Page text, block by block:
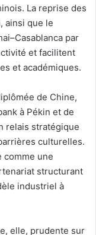
La reprise des
ainsi que le
par
et facilitent
et académiques.
de Chine,
à Pékin et de
relais stratégique
culturelles.
comme une
structurant
industriel à
elle, prudente sur